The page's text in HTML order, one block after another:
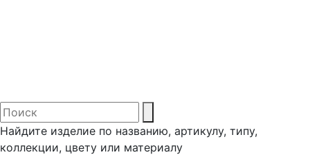
Найдите изделие по названию, артикулу, типу,
коллекции, цвету или материалу